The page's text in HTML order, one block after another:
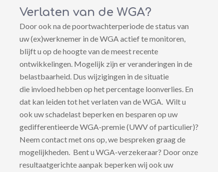
Verlaten van de WGA?
Door ook na de poortwachterperiode de status van
uw (ex)werknemer in de WGA actief te monitoren,
blijft u op de hoogte van de meest recente
ontwikkelingen. Mogelijk zijn er veranderingen in de
belastbaarheid. Dus wijzigingen in de situatie
die invloed hebben op het percentage loonverlies. En
dat kan leiden tot het verlaten van de WGA. Wilt u
ook uw schadelast beperken en besparen op uw
gedifferentieerde WGA-premie (UWV of particulier)?
Neem contact met ons op, we bespreken graag de
mogelijkheden. Bent u WGA-verzekeraar? Door onze
resultaatgerichte aanpak beperken wij ook uw